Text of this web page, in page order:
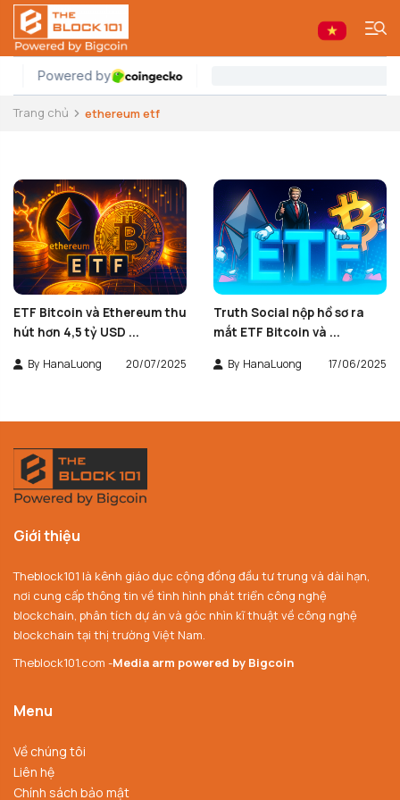
Trang chủ ethereum etf
ETF Bitcoin và Ethereum thu
hút hơn 4,5 tỷ USD ...
By HanaLuong 20/07/2025
Truth Social nộp hồ sơ ra
mắt ETF Bitcoin và ...
By HanaLuong 17/06/2025
Giới thiệu
Theblock101 là kênh giáo dục cộng đồng đầu tư trung và dài hạn,
nơi cung cấp thông tin về tình hình phát triển công nghệ
blockchain, phân tích dự án và góc nhìn kĩ thuật về công nghệ
blockchain tại thị trường Việt Nam.
Theblock101.com -Media arm powered by Bigcoin
Menu
Về chúng tôi
Liên hệ
Chính sách bảo mật